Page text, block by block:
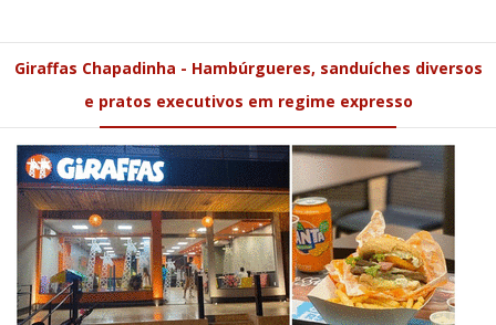
Giraffas Chapadinha - Hambúrgueres, sanduíches diversos
e pratos executivos em regime expresso